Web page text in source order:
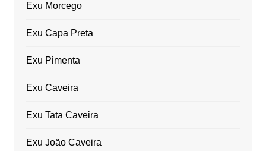
Exu Morcego
Exu Capa Preta
Exu Pimenta
Exu Caveira
Exu Tata Caveira
Exu João Caveira